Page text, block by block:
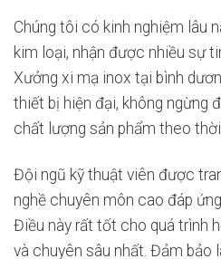
Chúng tôi có kinh nghiệm lâu
kim loại, nhận được nhiều sự
Xưởng xi mạ inox tại bình
thiết bị hiện đại, không ngừng
chất lượng sản phẩm theo thời
Đội ngũ kỹ thuật viên được
nghề chuyên môn cao đáp
Điều này rất tốt cho quá trình
và chuyên sâu nhất. Đảm bảo